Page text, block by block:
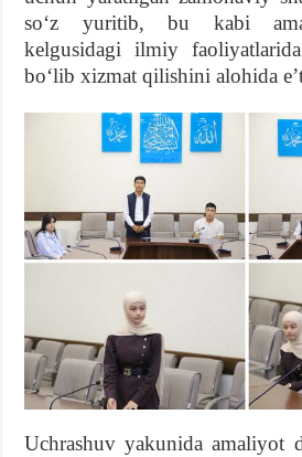
soʻz yuritib, bu kabi
kelgusidagi ilmiy
boʻlib xizmat qilishini alohida
Uchrashuv yakunida amaliyot